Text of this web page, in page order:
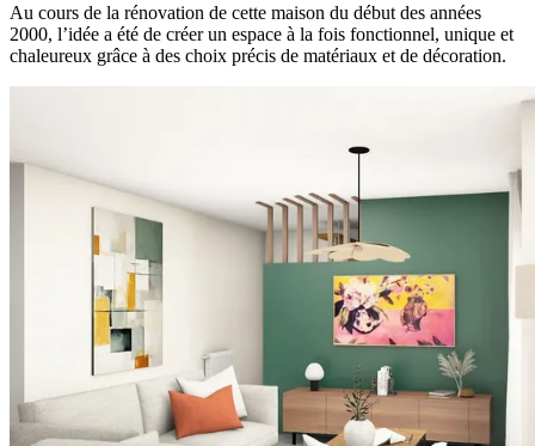
Au cours de la rénovation de cette maison du début des années
2000, l’idée a été de créer un espace à la fois fonctionnel, unique et
chaleureux grâce à des choix précis de matériaux et de décoration.